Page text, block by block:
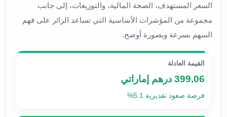
السعر المستهدف، الصحة المالية، والتوزيعات، إلى جانب
مجموعة من المؤشرات الأساسية التي تساعد الزائر على فهم
السهم بسرعة وبصورة أوضح.
القيمة العادلة
399.06 درهم إماراتي
فرصة صعود تقديرية 5.1%